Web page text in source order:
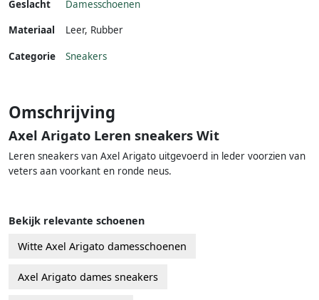
Geslacht
Damesschoenen
Materiaal
Leer, Rubber
Categorie Sneakers
Omschrijving
Axel Arigato Leren sneakers Wit
Leren sneakers van Axel Arigato uitgevoerd in leder voorzien van
veters aan voorkant en ronde neus.
Bekijk relevante schoenen
Witte Axel Arigato damesschoenen
Axel Arigato dames sneakers